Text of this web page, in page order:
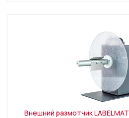
Внешний размотчик